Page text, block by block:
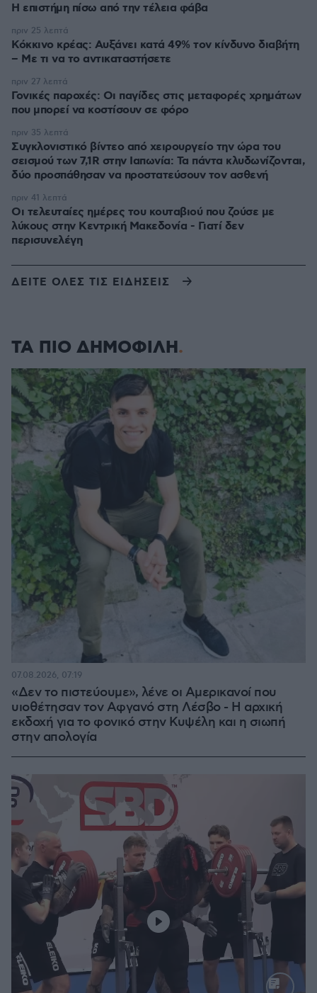
Η επιστήμη πίσω από την τέλεια φάβα
Κόκκινο κρέας: Αυξάνει κατά 49% τον κίνδυνο διαβήτη
– Με τι να το αντικαταστήσετε
πριν 25 λεπτά
Γονικές παροχές: Οι παγίδες στις μεταφορές χρημάτων
που μπορεί να κοστίσουν σε φόρο
πριν 27 λεπτά
Συγκλονιστικό βίντεο από χειρουργείο την ώρα του
σεισμού των 7,1R στην Ιαπωνία: Τα πάντα κλυδωνίζονται,
δύο προσπάθησαν να προστατεύσουν τον ασθενή
πριν 35 λεπτά
Οι τελευταίες ημέρες του κουταβιού που ζούσε με
λύκους στην Κεντρική Μακεδονία - Γιατί δεν
περισυνελέγη
πριν 41 λεπτά
ΔΕΙΤΕ ΟΛΕΣ ΤΙΣ ΕΙΔΗΣΕΙΣ
ΤΑ ΠΙΟ ΔΗΜΟΦΙΛΗ
«Δεν το πιστεύουμε», λένε οι Αμερικανοί που
υιοθέτησαν τον Αφγανό στη Λέσβο - Η αρχική
εκδοχή για το φονικό στην Κυψέλη και η σιωπή
στην απολογία
07.08.2026, 07:19